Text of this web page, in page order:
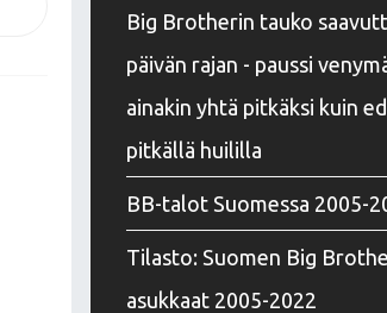
Big Brotherin tauko
päivän rajan - paussi
ainakin yhtä pitkäksi kuin
pitkällä huililla
BB-talot Suomessa 2005-
Tilasto: Suomen Big
asukkaat 2005-2022